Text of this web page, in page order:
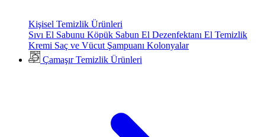
Kişisel Temizlik Ürünleri
Sıvı El Sabunu Köpük Sabun El Dezenfektanı El Temizlik
Kremi Saç ve Vücut Şampuanı Kolonyalar
Çamaşır Temizlik Ürünleri